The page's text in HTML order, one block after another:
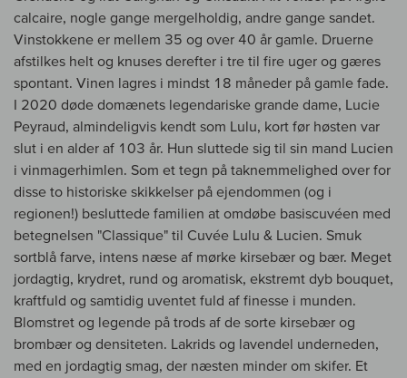
calcaire, nogle gange mergelholdig, andre gange sandet.
Vinstokkene er mellem 35 og over 40 år gamle. Druerne
afstilkes helt og knuses derefter i tre til fire uger og gæres
spontant. Vinen lagres i mindst 18 måneder på gamle fade.
I 2020 døde domænets legendariske grande dame, Lucie
Peyraud, almindeligvis kendt som Lulu, kort før høsten var
slut i en alder af 103 år. Hun sluttede sig til sin mand Lucien
i vinmagerhimlen. Som et tegn på taknemmelighed over for
disse to historiske skikkelser på ejendommen (og i
regionen!) besluttede familien at omdøbe basiscuvéen med
betegnelsen "Classique" til Cuvée Lulu & Lucien. Smuk
sortblå farve, intens næse af mørke kirsebær og bær. Meget
jordagtig, krydret, rund og aromatisk, ekstremt dyb bouquet,
kraftfuld og samtidig uventet fuld af finesse i munden.
Blomstret og legende på trods af de sorte kirsebær og
brombær og densiteten. Lakrids og lavendel underneden,
med en jordagtig smag, der næsten minder om skifer. Et